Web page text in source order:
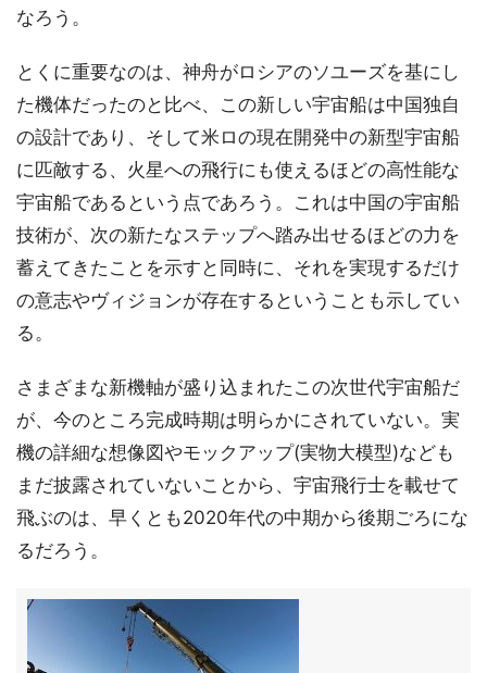
なろう。
とくに重要なのは、神舟がロシアのソユーズを基にし
た機体だったのと比べ、この新しい宇宙船は中国独自
の設計であり、そして米ロの現在開発中の新型宇宙船
に匹敵する、火星への飛行にも使えるほどの高性能な
宇宙船であるという点であろう。これは中国の宇宙船
技術が、次の新たなステップへ踏み出せるほどの力を
蓄えてきたことを示すと同時に、それを実現するだけ
の意志やヴィジョンが存在するということも示してい
る。
さまざまな新機軸が盛り込まれたこの次世代宇宙船だ
が、今のところ完成時期は明らかにされていない。実
機の詳細な想像図やモックアップ(実物大模型)なども
まだ披露されていないことから、宇宙飛行士を載せて
飛ぶのは、早くとも2020年代の中期から後期ごろにな
るだろう。